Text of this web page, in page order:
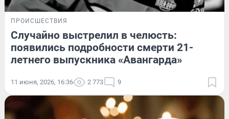
ПРОИСШЕСТВИЯ
Случайно выстрелил в челюсть:
появились подробности смерти 21-
летнего выпускника «Авангарда»
11 июня, 2026, 16:36 2 773 9